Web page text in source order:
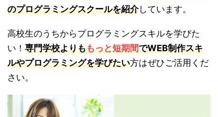
のプログラミングスクールを紹介しています。
高校生のうちからプログラミングスキルを学びた
い！ 専門学校よりももっと短期間でWEB制作スキ
ルやプログラミングを学びたい方はぜひご活用くだ
さい。